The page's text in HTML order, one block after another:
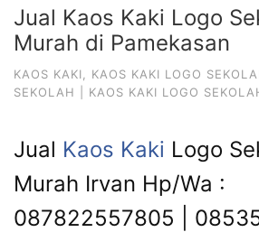
Jual Kaos Kaki Logo
Murah di Pamekasan
KAOS KAKI KAOS KAKI LOGO
SEKOLAH | KAOS KAKI LOGO
Jual Kaos Kaki Logo
Murah Irvan Hp/Wa :
087822557805 |